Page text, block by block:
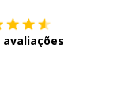
avaliações